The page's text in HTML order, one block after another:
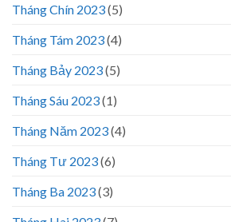
Tháng Chín 2023(5)
Tháng Tám 2023(4)
Tháng Bảy 2023(5)
Tháng Sáu 2023(1)
Tháng Năm 2023(4)
Tháng Tư 2023(6)
Tháng Ba 2023(3)